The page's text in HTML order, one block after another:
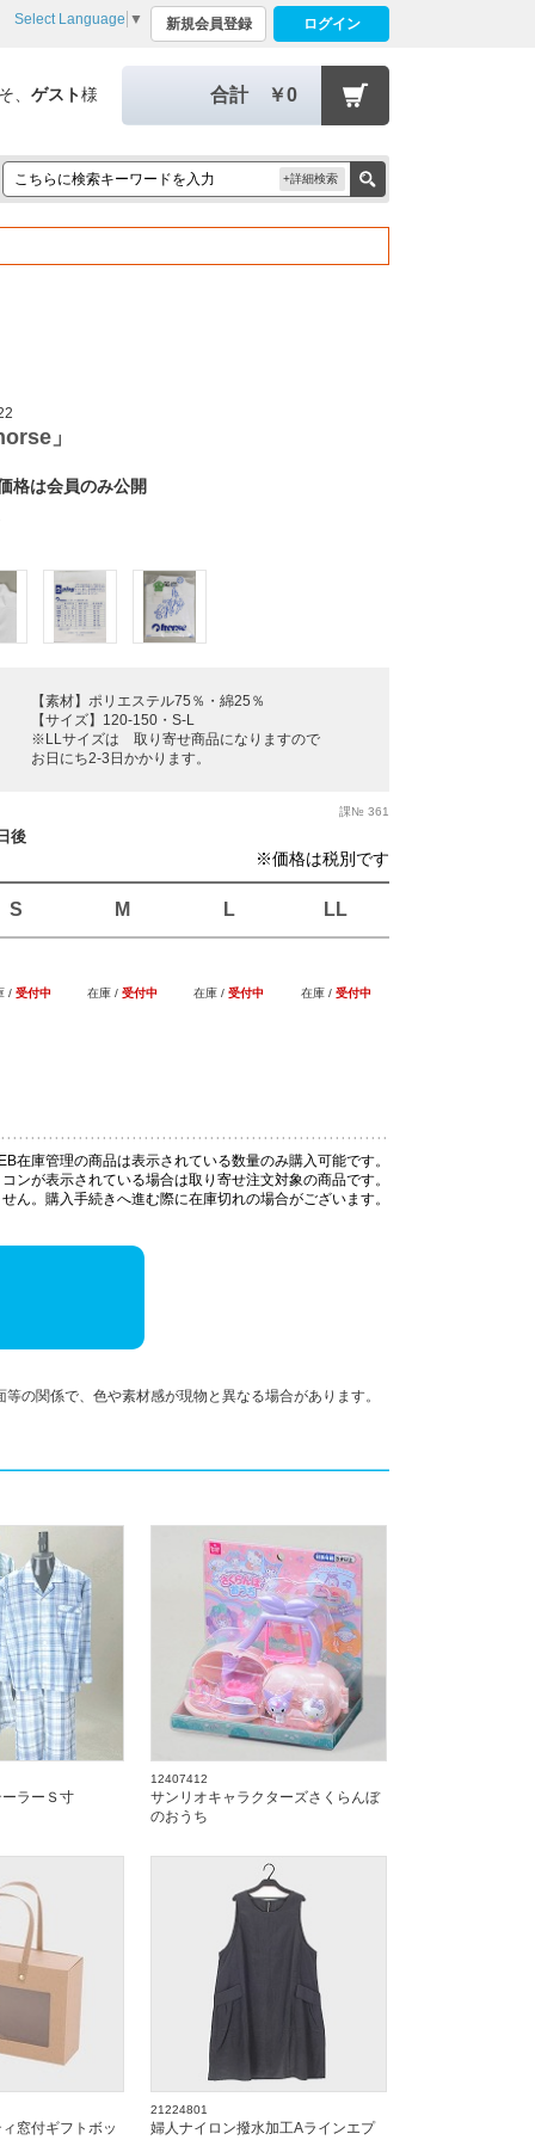
ログイン
新規会員登録
Select Language ▼
、 ゲスト様 合計 ￥0
+詳細検索
」
格は会員のみ公開
【素材】ポリエステル75％・綿25％
【サイズ】120-150・S-L
※LLサイズは 取り寄せ商品になりますので
お日にち2-3日かかります。
後
課№ 361
S M L LL
/ 受付中 在庫 / 受付中 在庫 / 受付中 在庫 / 受付中
在庫管理の商品は表示されている数量のみ購入可能です。
ンが表示されている場合は取り寄せ注文対象の商品です。
。購入手続きへ進む際に在庫切れの場合がございます。
※価格は税別です
関係で、色や素材感が現物と異なる場合があります。
ラーＳ寸
12407412
サンリオキャラクターズさくらんぼ
のおうち
窓付ギフトボッ
21224801
婦人ナイロン撥水加工Aラインエプ